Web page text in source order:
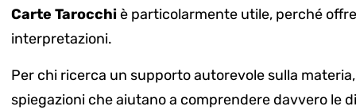
Carte Tarocchiè particolarmente utile, perché
interpretazioni.
Per chi ricerca un supporto autorevole sulla
spiegazioni che aiutano a comprendere davvero le